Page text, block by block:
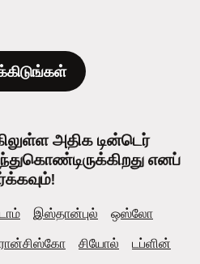
அதிக டின்டெர்
எனப்
இஸ்தான்புல்
ஒஸ்லோ
சியோல்
டப்ளின்